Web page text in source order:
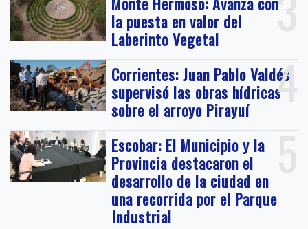
la puesta en valor del
Laberinto Vegetal
4
Corrientes: Juan Pablo Valdés
supervisó las obras hídricas
sobre el arroyo Pirayuí
5
Escobar: El Municipio y la
Provincia destacaron el
desarrollo de la ciudad en
una recorrida por el Parque
Industrial